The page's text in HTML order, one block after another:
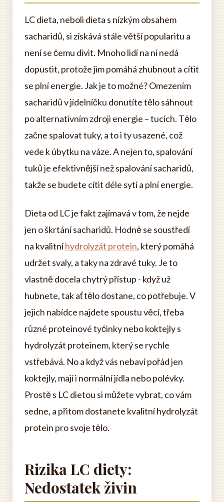
LC dieta, neboli dieta s nízkým obsahem
sacharidů, si získává stále větší popularitu a
není se čemu divit. Mnoho lidí na ní nedá
dopustit, protože jim pomáhá zhubnout a cítit
se plní energie. Jak je to možné? Omezením
sacharidů v jídelníčku donutíte tělo sáhnout
po alternativním zdroji energie – tucích. Tělo
začne spalovat tuky, a to i ty usazené, což
vede k úbytku na váze. A nejen to, spalování
tuků je efektivnější než spalování sacharidů,
takže se budete cítit déle sytí a plní energie.
Dieta od LC je fakt zajímavá v tom, že nejde
jen o škrtání sacharidů. Hodně se soustředí
na kvalitníhydrolyzát protein, který pomáhá
udržet svaly, a taky na zdravé tuky. Je to
vlastně docela chytrý přístup - když už
hubnete, tak ať tělo dostane, co potřebuje. V
jejich nabídce najdete spoustu věcí, třeba
různé proteinové tyčinky nebo koktejly s
hydrolyzát proteinem, který se rychle
vstřebává. No a když vás nebaví pořád jen
koktejly, mají i normální jídla nebo polévky.
Prostě s LC dietou si můžete vybrat, co vám
sedne, a přitom dostanete kvalitní hydrolyzát
protein pro svoje tělo.
Rizika LC diety:
Nedostatek živin